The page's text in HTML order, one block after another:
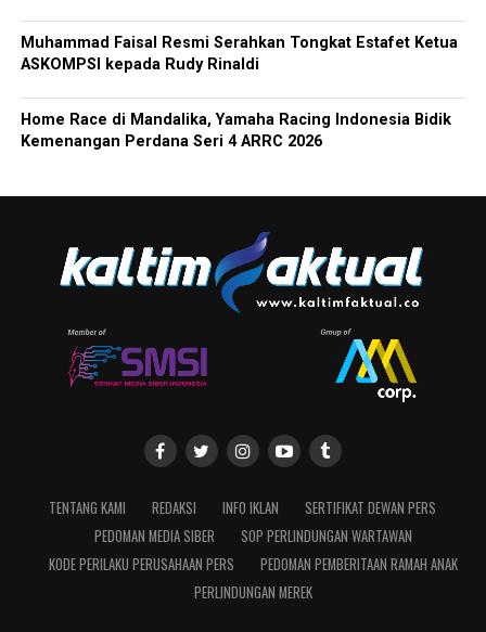
Muhammad Faisal Resmi Serahkan Tongkat Estafet Ketua
ASKOMPSI kepada Rudy Rinaldi
Home Race di Mandalika, Yamaha Racing Indonesia Bidik
Kemenangan Perdana Seri 4 ARRC 2026
TENTANG KAMI REDAKSI INFO IKLAN
SERTIFIKAT DEWAN PERS
PEDOMAN MEDIA SIBER
SOP PERLINDUNGAN WARTAWAN
KODE PERILAKU PERUSAHAAN PERS
PEDOMAN PEMBERITAAN RAMAH ANAK
PERLINDUNGAN MEREK